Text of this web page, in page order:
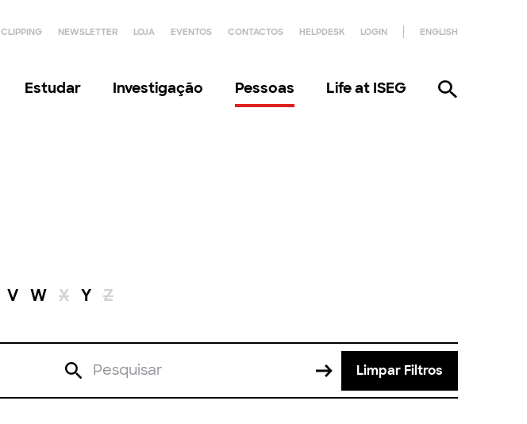
CLIPPING NEWSLETTER LOJA EVENTOS CONTACTOS HELPDESK LOGIN ENGLISH
Estudar Investigação Pessoas Life at ISEG
V W X Y Z
Limpar Filtros